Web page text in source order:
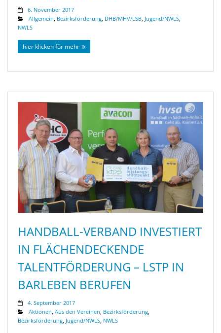
6. November 2017
Allgemein Bezirksförderung DHB/MHV/LSB Jugend/NWLS
NWLS
hier klicken für mehr
HANDBALL-VERBAND INVESTIERT
IN FLÄCHENDECKENDE
TALENTFÖRDERUNG – LSTP IN
BARLEBEN BERUFEN
4. September 2017
Aktionen, Aus den Vereinen, Bezirksförderung,
Bezirksförderung, Jugend/NWLS, NWLS